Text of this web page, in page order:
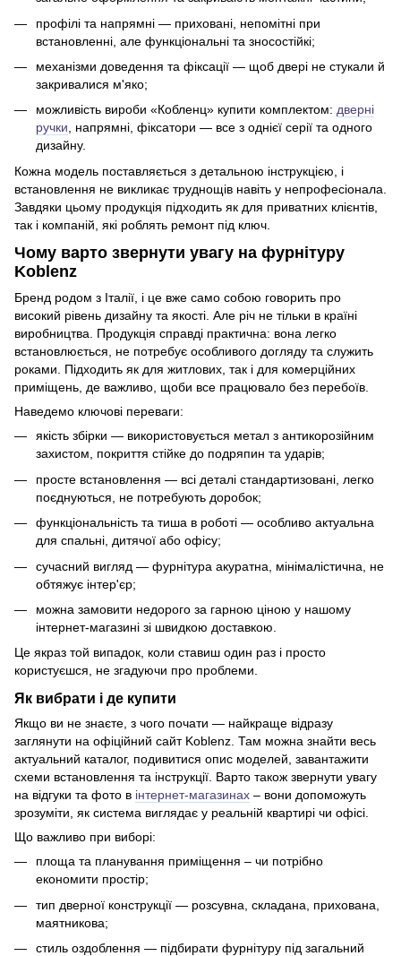
профілі та напрямні — приховані, непомітні при
встановленні, але функціональні та зносостійкі;
механізми доведення та фіксації — щоб двері не стукали й
закривалися м'яко;
можливість вироби «Кобленц» купити комплектом: дверні
ручки, напрямні, фіксатори — все з однієї серії та одного
дизайну.
Кожна модель поставляється з детальною інструкцією, і
встановлення не викликає труднощів навіть у непрофесіонала.
Завдяки цьому продукція підходить як для приватних клієнтів,
так і компаній, які роблять ремонт під ключ.
Чому варто звернути увагу на фурнітуру
Koblenz
Бренд родом з Італії, і це вже само собою говорить про
високий рівень дизайну та якості. Але річ не тільки в країні
виробництва. Продукція справді практична: вона легко
встановлюється, не потребує особливого догляду та служить
роками. Підходить як для житлових, так і для комерційних
приміщень, де важливо, щоби все працювало без перебоїв.
Наведемо ключові переваги:
якість збірки — використовується метал з антикорозійним
захистом, покриття стійке до подряпин та ударів;
просте встановлення — всі деталі стандартизовані, легко
поєднуються, не потребують доробок;
функціональність та тиша в роботі — особливо актуальна
для спальні, дитячої або офісу;
сучасний вигляд — фурнітура акуратна, мінімалістична, не
обтяжує інтер'єр;
можна замовити недорого за гарною ціною у нашому
інтернет-магазині зі швидкою доставкою.
Це якраз той випадок, коли ставиш один раз і просто
користуєшся, не згадуючи про проблеми.
Як вибрати і де купити
Якщо ви не знаєте, з чого почати — найкраще відразу
заглянути на офіційний сайт Koblenz. Там можна знайти весь
актуальний каталог, подивитися опис моделей, завантажити
схеми встановлення та інструкції. Варто також звернути увагу
на відгуки та фото в інтернет-магазинах – вони допоможуть
зрозуміти, як система виглядає у реальній квартирі чи офісі.
Що важливо при виборі:
площа та планування приміщення – чи потрібно
економити простір;
тип дверної конструкції — розсувна, складана, прихована,
маятникова;
стиль оздоблення — підбирати фурнітуру під загальний